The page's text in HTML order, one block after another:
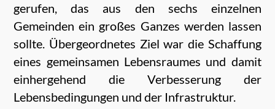
gerufen, das aus den sechs einzelnen
Gemeinden ein großes Ganzes werden lassen
sollte. Übergeordnetes Ziel war die Schaffung
eines gemeinsamen Lebensraumes und damit
einhergehend die Verbesserung der
Lebensbedingungen und der Infrastruktur.